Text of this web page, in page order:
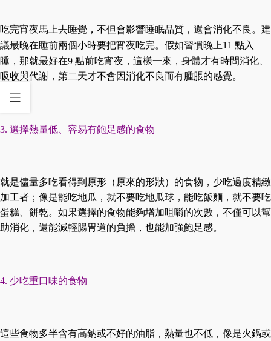
吃完宵夜馬上去睡覺，不但會影響睡眠品質，還會消化不良。建
議最晚在睡前兩個小時要把宵夜吃完。假如習慣晚上11 點入
睡，那就最好在9 點前吃宵夜，這樣一來，身體才有時間消化、
吸收與代謝，第二天才不會因消化不良而有腫脹的感覺。
3. 選擇熱量低、容易有飽足感的食物
就是儘量多吃看得到原形（原來的形狀）的食物，少吃過度精緻
加工者；像是能吃地瓜，就不要吃地瓜球，能吃飯麵，就不要吃
蛋糕、餅乾。如果選擇的食物能夠增加咀嚼的次數，不僅可以幫
助消化，還能減輕腸胃道的負擔，也能加強飽足感。
4. 少吃重口味的食物
這些食物多半含有高鈉或不好的油脂，熱量也不低，像是火鍋或